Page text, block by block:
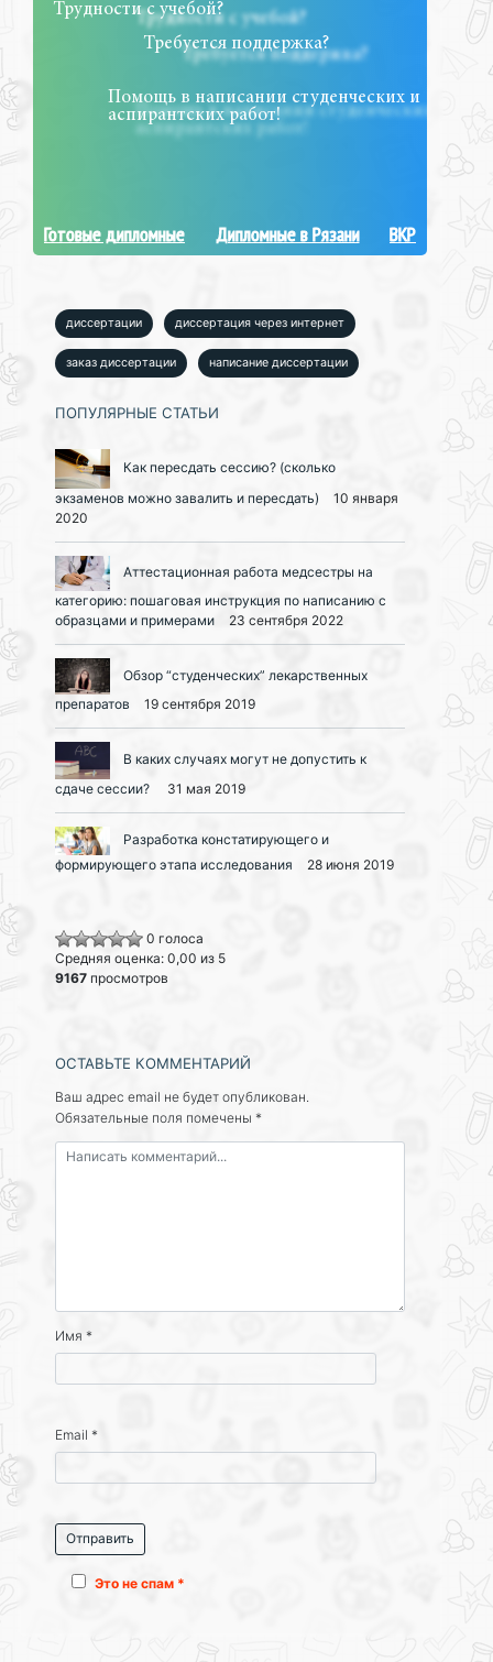
Трудности с учебой?
Требуется поддержка?
Помощь в написании студенческих и
аспирантских работ!
Готовые дипломные Дипломные в Рязани ВКР
диссертации диссертация через интернет
заказ диссертации написание диссертации
ПОПУЛЯРНЫЕ СТАТЬИ
Как пересдать сессию? (сколько
экзаменов можно завалить и пересдать)
10 января
2020
Аттестационная работа медсестры на
категорию: пошаговая инструкция по написанию с
образцами и примерами
23 сентября 2022
Обзор “студенческих” лекарственных
препаратов
19 сентября 2019
В каких случаях могут не допустить к
сдаче сессии?
31 мая 2019
Разработка констатирующего и
формирующего этапа исследования
28 июня 2019
0 голоса
Средняя оценка: 0,00 из 5
9167 просмотров
ОСТАВЬТЕ КОММЕНТАРИЙ
Ваш адрес email не будет опубликован.
Обязательные поля помечены *
Имя *
Email *
Это не спам *